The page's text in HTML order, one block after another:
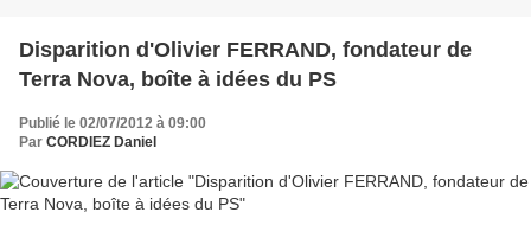
Disparition d'Olivier FERRAND, fondateur de
Terra Nova, boîte à idées du PS
Publié le 02/07/2012 à 09:00
Par CORDIEZ Daniel